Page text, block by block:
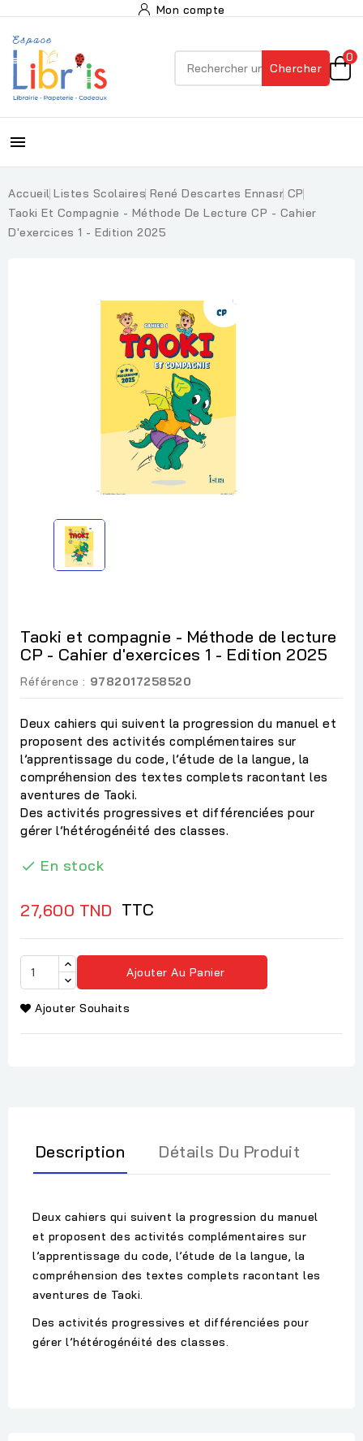
Mon compte
Chercher
0

Accueil Listes Scolaires René Descartes Ennasr CP
Taoki Et Compagnie - Méthode De Lecture CP - Cahier
D'exercices 1 - Edition 2025
Taoki et compagnie - Méthode de lecture
CP - Cahier d'exercices 1 - Edition 2025
Référence : 9782017258520
Deux cahiers qui suivent la progression du manuel et
proposent des activités complémentaires sur
l’apprentissage du code, l’étude de la langue, la
compréhension des textes complets racontant les
aventures de Taoki.
Des activités progressives et différenciées pour
gérer l’hétérogénéité des classes.
 En stock
27,600 TND TTC
Ajouter Au Panier
Ajouter Souhaits
Description Détails Du Produit
Deux cahiers qui suivent la progression du manuel
et proposent des activités complémentaires sur
l’apprentissage du code, l’étude de la langue, la
compréhension des textes complets racontant les
aventures de Taoki.
Des activités progressives et différenciées pour
gérer l’hétérogénéité des classes.